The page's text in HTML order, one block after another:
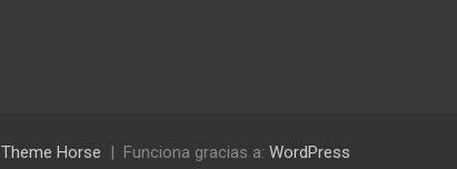
Theme Horse Funciona gracias a: WordPress